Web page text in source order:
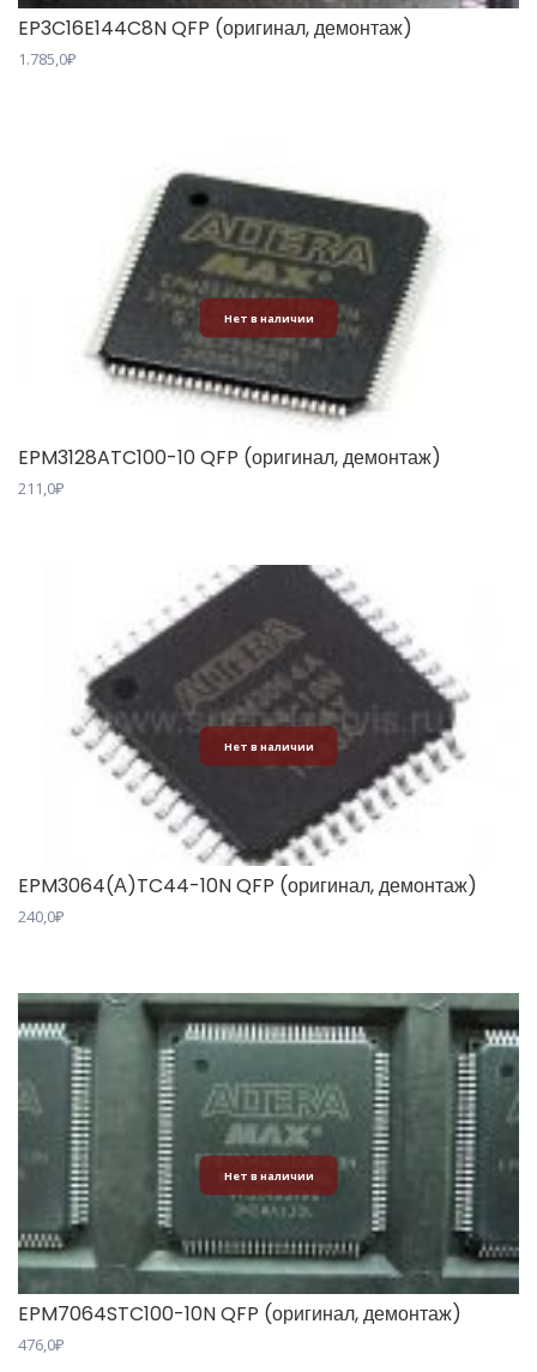
EP3C16E144C8N QFP (оригинал, демонтаж)
1.785,0₽
Нет в наличии
EPM3128ATC100-10 QFP (оригинал, демонтаж)
211,0₽
Нет в наличии
EPM3064(А)TC44-10N QFP (оригинал, демонтаж)
240,0₽
Нет в наличии
EPM7064STC100-10N QFP (оригинал, демонтаж)
476,0₽